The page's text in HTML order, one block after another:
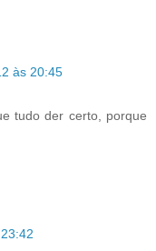
às 20:45
tudo der certo, porque